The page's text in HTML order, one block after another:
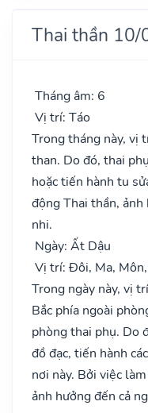
Thai thần
Tháng âm: 6
Vị trí: Táo
Trong tháng này, vị
than. Do đó, thai
hoặc tiến hành tu
động Thai thần,
nhi.
Ngày: Ất Dậu
Vị trí: Đôi, Ma,
Trong ngày này, vị
Bắc phía ngoài
phòng thai phụ. Do
đồ đạc, tiến hành
nơi này. Bởi việc
ảnh hưởng đến cả